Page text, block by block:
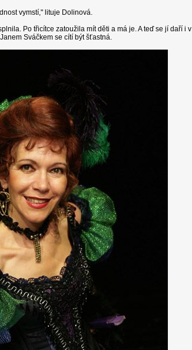
vymstí," lituje Dolinová.
Po třicítce zatoužila mít děti a má je. A teď se jí daří i v
Sváčkem se cítí být šťastná.